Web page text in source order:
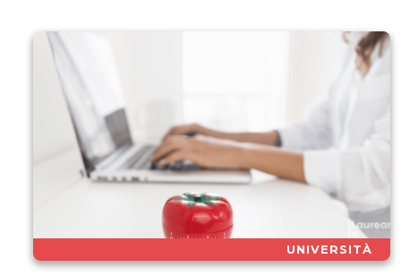
UNIVERSITÀ